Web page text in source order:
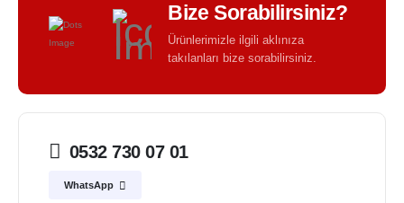
Bize Sorabilirsiniz?
Ürünlerimizle ilgili aklınıza
takılanları bize sorabilirsiniz.
0532 730 07 01
WhatsApp